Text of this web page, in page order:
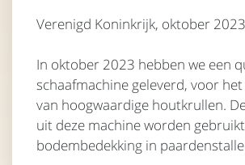
Verenigd Koninkrijk, oktober 2023
In oktober 2023 hebben we een
schaafmachine geleverd, voor
van hoogwaardige houtkrullen.
uit deze machine worden
bodembedekking in